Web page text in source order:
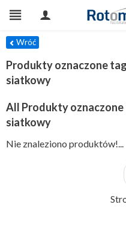
Wróć
Produkty oznaczone
siatkowy
All Produkty
siatkowy
Nie znaleziono produktów!...